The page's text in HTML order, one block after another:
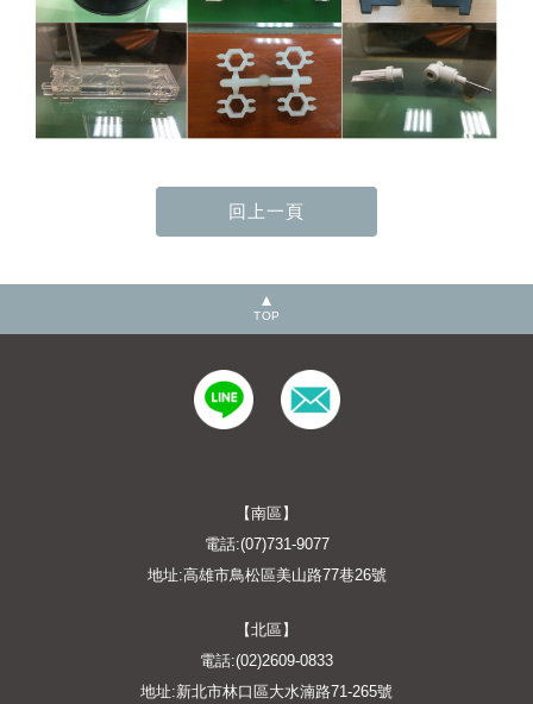
TOP
【南區】
電話:(07)731-9077
地址:高雄市鳥松區美山路77巷26號
【北區】
電話:(02)2609-0833
地址:新北市林口區大水湳路71-265號